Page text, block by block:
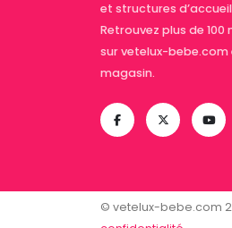
et structures
Retrouvez plus de 100
sur vetelux-bebe.com
magasin.
© vetelux-bebe.com